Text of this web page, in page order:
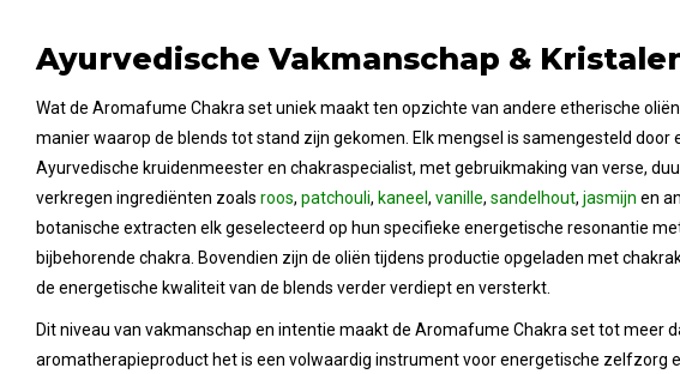
Ayurvedische Vakmanschap &
Wat de Aromafume Chakra set uniek maakt ten opzichte van andere etherische
manier waarop de blends tot stand zijn gekomen. Elk mengsel is samengesteld door
Ayurvedische kruidenmeester en chakraspecialist, met gebruikmaking van verse,
verkregen ingrediënten zoals roos, patchouli, kaneel , vanille, sandelhout, jasmijn en
botanische extracten elk geselecteerd op hun specifieke energetische resonantie
bijbehorende chakra. Bovendien zijn de oliën tijdens productie opgeladen met
de energetische kwaliteit van de blends verder verdiept en versterkt.
Dit niveau van vakmanschap en intentie maakt de Aromafume Chakra set tot meer
aromatherapieproduct het is een volwaardig instrument voor energetische zelfzorg